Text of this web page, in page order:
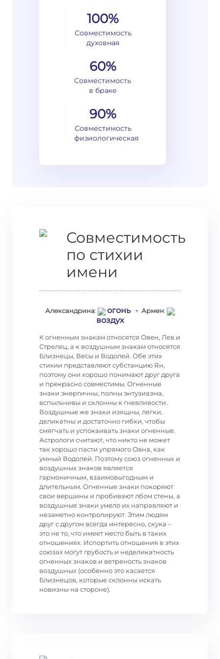
100%
Совместимость
духовная
60%
Совместимость
в браке
90%
Совместимость
физиологическая
Совместимость
по стихии
имени
Александрина: огонь + Армен:
воздух
К огненным знакам относятся Овен, Лев и
Стрелец, а к воздушным знакам относятся
Близнецы, Весы и Водолей. Обе этих
стихии представляют субстанцию Ян,
поэтому они хорошо понимают друг друга
и прекрасно совместимы. Огненные
знаки энергичны, полны энтузиазма,
вспыльчивы и склонны к гневливости.
Воздушные же знаки изящны, легки,
деликатны и достаточно гибки, чтобы
смягчать и успокаивать знаки огненные.
Астрологи считают, что никто не может
так хорошо пасти упрямого Овна, как
умный Водолей. Поэтому союз огненных и
воздушных знаков является
гармоничным, взаимовыгодным и
длительным. Огненные знаки покоряют
свои вершины и пробивают лбом стены, а
воздушные знаки умело их направляют и
незаметно контролируют. Этим людям
друг с другом всегда интересно, скука –
это не то, что имеет место быть в таких
отношениях. Испортить отношения в этих
союзах могут грубость и неделикатность
огненных знаков и ветреность знаков
воздушных (особенно это касается
Близнецов, которые склонны искать
новизны на стороне).